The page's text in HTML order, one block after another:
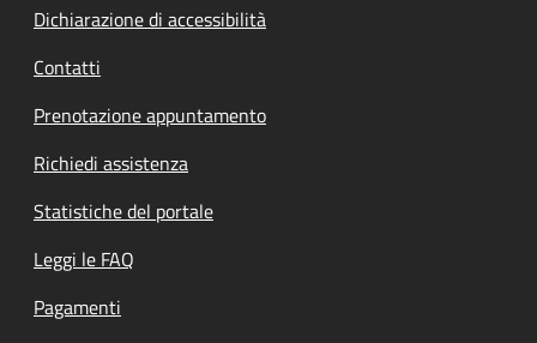
Dichiarazione di accessibilità
Contatti
Prenotazione appuntamento
Richiedi assistenza
Statistiche del portale
Leggi le FAQ
Pagamenti